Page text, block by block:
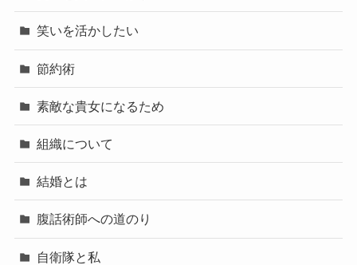
笑いを活かしたい
節約術
素敵な貴女になるため
組織について
結婚とは
腹話術師への道のり
自衛隊と私